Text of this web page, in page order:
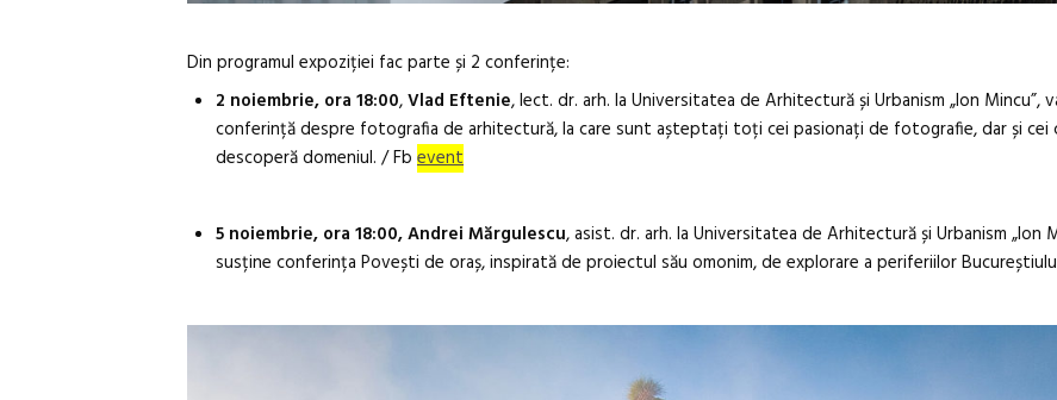
Din programul expoziției fac parte și 2 conferințe:
2 noiembrie, ora 18:00,Vlad Eftenie, lect. dr. arh. la Universitatea de Arhitectură și Urbanism „Ion Mincu”,
conferință despre fotografia de arhitectură, la care sunt așteptați toți cei pasionați de fotografie, dar și cei
descoperă domeniul. / Fb event
5 noiembrie, ora 18:00, Andrei Mărgulescu, asist. dr. arh. la Universitatea de Arhitectură și Urbanism „Ion
susține conferința Povești de oraș, inspirată de proiectul său omonim, de explorare a periferiilor